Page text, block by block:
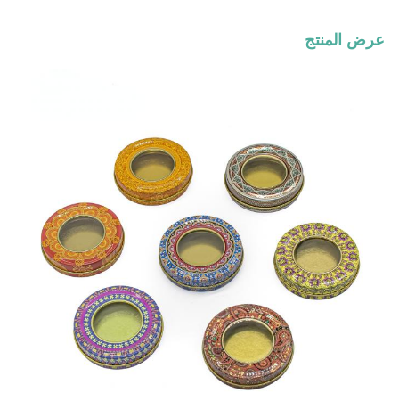
عرض المنتج